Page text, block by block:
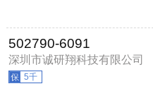
502790-6091
深圳市诚研翔科技有限公司
5千